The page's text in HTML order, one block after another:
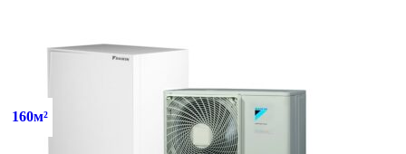
160м²